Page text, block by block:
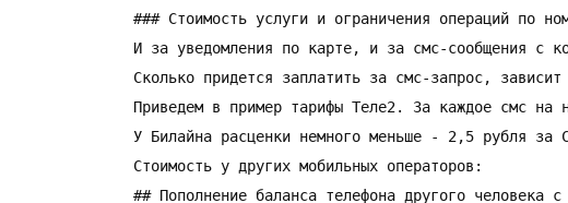
### Стоимость услуги и ограничения операций по
И за уведомления по карте, и за смс-сообщения с
Сколько придется заплатить за смс-запрос,
Приведем в пример тарифы Теле2. За каждое смс на
У Билайна расценки немного меньше - 2,5 рубля за
Стоимость у других мобильных операторов:
## Пополнение баланса телефона другого человека с